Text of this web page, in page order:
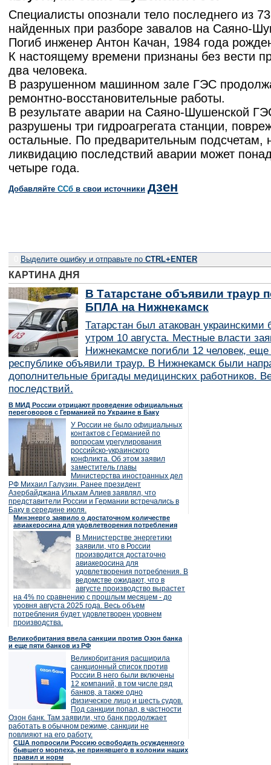
Специалисты опознали тело последнего из
найденных при разборе завалов на Саяно-
Погиб инженер Антон Качан, 1984 года
К настоящему времени признаны без вести
два человека.
В разрушенном машинном зале ГЭС
ремонтно-восстановительные работы.
В результате аварии на Саяно-Шушенской
разрушены три гидроагрегата станции,
остальные. По предварительным подсчетам,
ликвидацию последствий аварии может
четыре года.
Добавляйте CСб в свои источники дзен
Выделите ошибку и отправьте по CTRL+ENTER
КАРТИНА ДНЯ
В Татарстане объявили траур
БПЛА на Нижнекамск
Татарстан был атакован украинскими
утром 10 августа. Местные власти
Нижнекамске погибли 12 человек,
республике объявили траур. В Нижнекамск были
дополнительные бригады медицинских работников.
последствий.
В МИД России отрицают проведение официальных
переговоров с Германией по Украине в Баку
У России не было официальных
контактов с Германией по
вопросам урегулирования
российско-украинского
конфликта. Об этом заявил
заместитель главы
Министерства иностранных дел
РФ Михаил Галузин. Ранее президент
Азербайджана Ильхам Алиев заявлял, что
представители России и Германии встречались в
Баку в середине июля.
Минэнерго заявило о достаточном количестве
авиакеросина для удовлетворения потребления
В Министерстве энергетики
заявили, что в России
производится достаточно
авиакеросина для
удовлетворения потребления. В
ведомстве ожидают, что в
августе производство вырастет
на 4% по сравнению с прошлым месяцем - до
уровня августа 2025 года. Весь объем
потребления будет удовлетворен уровнем
производства.
Великобритания ввела санкции против Озон банка
и еще пяти банков из РФ
Великобритания расширила
санкционный список против
России.В него были включены
12 компаний, в том числе ряд
банков, а также одно
физическое лицо и шесть судов.
Под санкции попал, в частности
Озон банк. Там заявили, что банк продолжает
работать в обычном режиме, санкции не
повлияют на его работу.
США попросили Россию освободить осужденного
бывшего морпеха, не принявшего в колонии наших
правил и норм